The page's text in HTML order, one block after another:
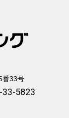
番33号
5823